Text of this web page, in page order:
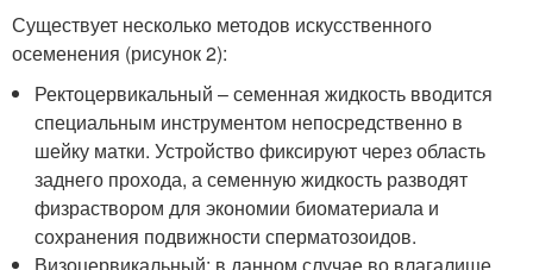
Существует несколько методов искусственного
осеменения (рисунок 2):
Ректоцервикальный – семенная жидкость вводится
специальным инструментом непосредственно в
шейку матки. Устройство фиксируют через область
заднего прохода, а семенную жидкость разводят
физраствором для экономии биоматериала и
сохранения подвижности сперматозоидов.